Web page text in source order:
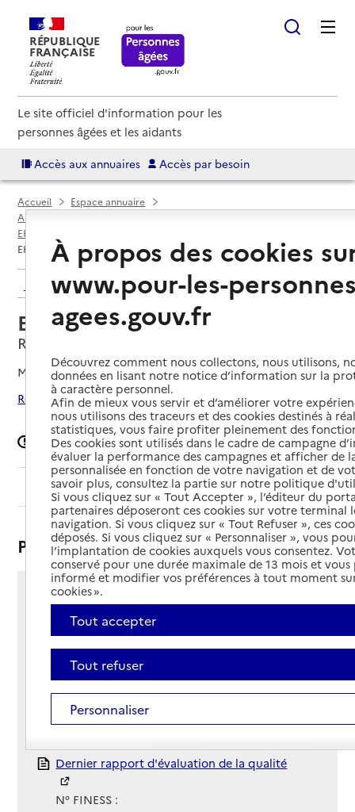
RÉPUBLIQUE
FRANÇAISE
Le site officiel d'information pour les
personnes âgées et les aidants
Accès aux annuaires Accès par besoin
Accueil
Espace annuaire
Annuaire EHPAD et maisons de retraite
EHPAD par département
EHPAD La Houssais
Retour aux résultats de l'annuaire
EHPAD La Houssais
Rezé, LOIRE-ATLANTIQUE
Mis à jour le23/03/2026
Rechercher les établissements autour de Rezé
Signaler une erreur
Sommaire
Présentation
126 rue Maurice Jouaud
44400 - Rezé
Voir itinéraire
Téléphone :
02 40 75 45 79
Contact
Contact
Site Internet
Site internet
Gestionnaire :
Rapport HAS
Dernier rapport d'évaluation de la qualité
N° FINESS :
À propos des cookies
www.pour-les-
agees.gouv.fr
Découvrez comment nous collectons, nous utilisons,
données en lisant notre notice d’information sur la
à caractère personnel.
Afin de mieux vous servir et d’améliorer votre
nous utilisons des traceurs et des cookies destinés à
statistiques, vous faire profiter pleinement des
Des cookies sont utilisés dans le cadre de campagne
évaluer la performance des campagnes et afficher de
personnalisée en fonction de votre navigation et de
savoir plus, consultez la partie sur notre politique
Si vous cliquez sur « Tout Accepter », l’éditeur du
partenaires déposeront ces cookies sur votre terminal
navigation. Si vous cliquez sur « Tout Refuser », ces
déposés. Si vous cliquez sur « Personnaliser », vous
l’implantation de cookies auxquels vous consentez.
conservé pour une durée maximale de 13 mois et
informé et modifier vos préférences à tout moment
cookies ».
Tout accepter
Tout refuser
Personnaliser